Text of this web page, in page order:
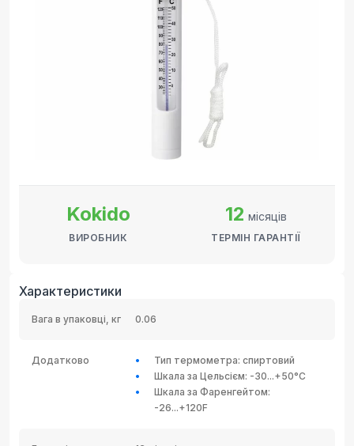
Kokido
ВИРОБНИК
12 місяців
ТЕРМІН ГАРАНТІЇ
Характеристики
Вага в упаковці, кг 0.06
Додатково
Тип термометра: спиртовий
Шкала за Цельсієм: -30...+50°C
Шкала за Фаренгейтом:
-26...+120F